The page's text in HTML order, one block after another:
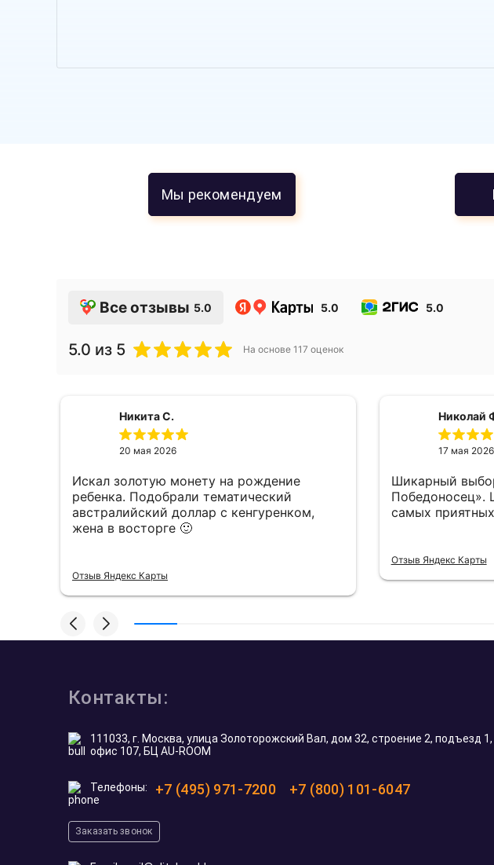
Мы рекомендуем
Все отзывы 5.0 5.0 5.0
5.0 из 5 На основе 117 оценок
Никита С.
20 мая 2026
Искал золотую монету на рождение
ребенка. Подобрали тематический
австралийский доллар с кенгуренком,
жена в восторге 🙂
Отзыв Яндекс Карты
Николай
17 мая 2026
Шикарный
Победоносец».
самых
Отзыв Яндекс Карты
Контакты:
111033, г. Москва, улица Золоторожский Вал, дом 32, строение 2, подъезд 1,
офис 107, БЦ AU-ROOM
Телефоны: +7 (495) 971-7200 +7 (800) 101-6047
Заказать звонок